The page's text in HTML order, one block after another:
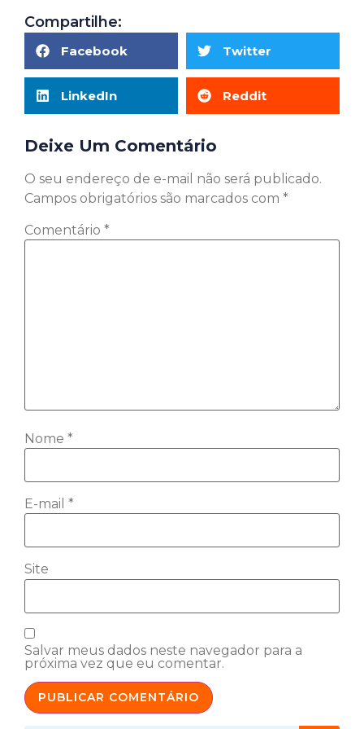
Compartilhe:
Facebook Twitter
LinkedIn Reddit
Deixe Um Comentário
O seu endereço de e-mail não será publicado.
Campos obrigatórios são marcados com *
Comentário *
Nome *
E-mail *
Site
Salvar meus dados neste navegador para a
próxima vez que eu comentar.